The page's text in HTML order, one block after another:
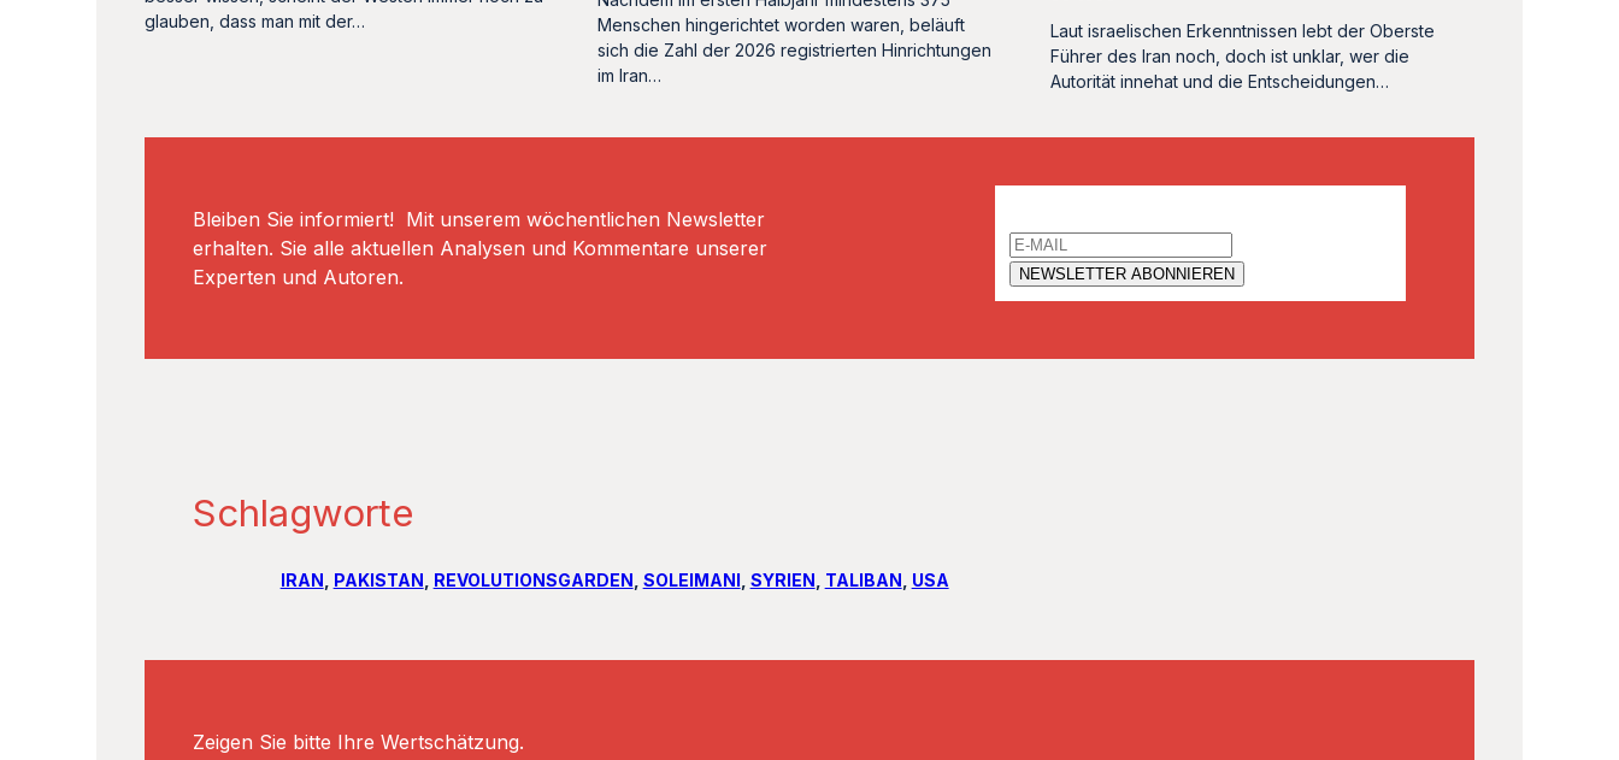
glauben, dass man mit der…
Menschen hingerichtet worden waren, beläuft
sich die Zahl der 2026 registrierten Hinrichtungen
im Iran…
Laut israelischen Erkenntnissen lebt der Oberste
Führer des Iran noch, doch ist unklar, wer die
Autorität innehat und die Entscheidungen…
Bleiben Sie informiert! Mit unserem wöchentlichen Newsletter
erhalten. Sie alle aktuellen Analysen und Kommentare unserer
Experten und Autoren.
Schlagworte
IRAN PAKISTAN REVOLUTIONSGARDEN SOLEIMANI SYRIEN TALIBAN USA
Zeigen Sie bitte Ihre Wertschätzung.